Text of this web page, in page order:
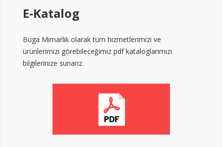
E-Katalog
Buga Mimarlık olarak tüm hizmetlerimizi ve
ürünlerimizi görebileceğimiz pdf kataloglarımızı
bilgilerinize sunarız.